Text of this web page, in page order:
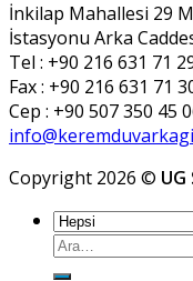
İnkilap Mahallesi 29
İstasyonu Arka
Tel : +90 216 631 71
Fax : +90 216 631 71
Cep : +90 507 350 45
Copyright 2026 ©
Ara: